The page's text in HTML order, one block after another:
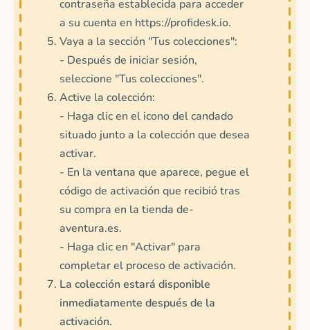
contraseña establecida para acceder
a su cuenta en https://profidesk.io.
Vaya a la sección "Tus colecciones":
- Después de iniciar sesión,
seleccione "Tus colecciones".
Active la colección:
- Haga clic en el icono del candado
situado junto a la colección que desea
activar.
- En la ventana que aparece, pegue el
código de activación que recibió tras
su compra en la tienda de-
aventura.es.
- Haga clic en "Activar" para
completar el proceso de activación.
La colección estará disponible
inmediatamente después de la
activación.